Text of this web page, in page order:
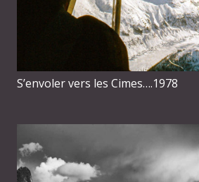
S’envoler vers les Cimes….1978